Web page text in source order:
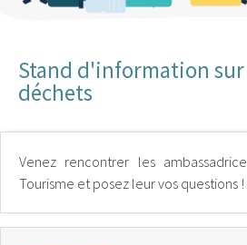
Stand d'information
déchets
Venez rencontrer les
Tourisme et posez leur vos questions !